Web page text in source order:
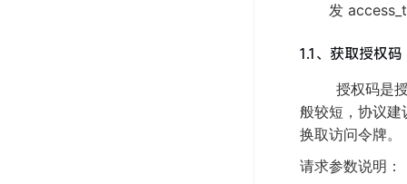
发
1.1、获取授权码
授权码是授权
般较短，协议建
换取访问令牌。
请求参数说明：